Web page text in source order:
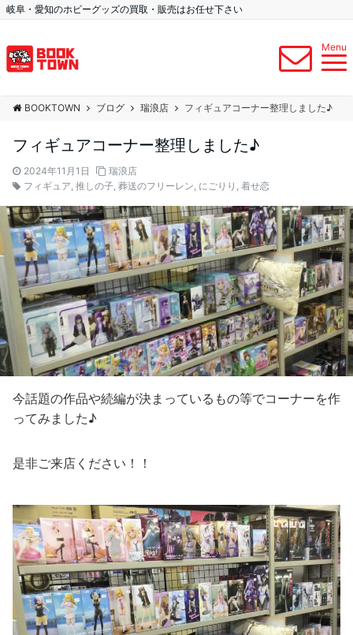
岐阜・愛知のホビーグッズの買取・販売はお任せ下さい
Menu
BOOKTOWN ブログ 瑞浪店 フィギュアコーナー整理しました♪
フィギュアコーナー整理しました♪
2024年11月1日
瑞浪店
フィギュア, 推しの子, 葬送のフリーレン, にごりり , 着せ恋
今話題の作品や続編が決まっているもの等でコーナーを作
ってみました♪
是非ご来店ください！！